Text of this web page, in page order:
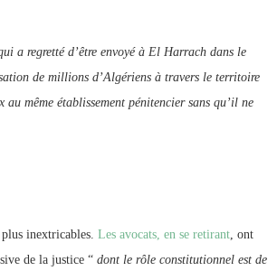
a regretté d’être envoyé à El Harrach dans le
de millions d’Algériens à travers le territoire
même établissement pénitencier sans qu’il ne
inextricables. Les avocats, en se retirant, ont
de la justice “ dont le rôle constitutionnel est de